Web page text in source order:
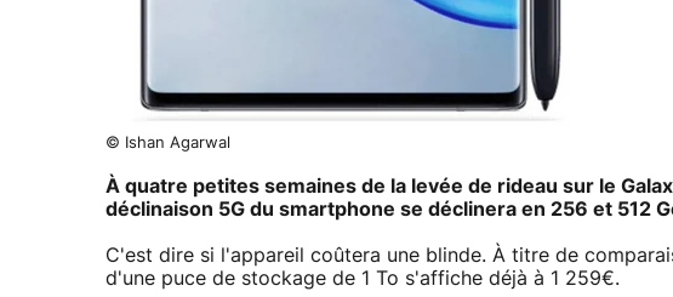
© Ishan Agarwal
À quatre petites semaines de la levée de rideau sur le
déclinaison 5G du smartphone se déclinera en 256 et 512
C'est dire si l'appareil coûtera une blinde. À titre de
d'une puce de stockage de 1 To s'affiche déjà à 1 259€.